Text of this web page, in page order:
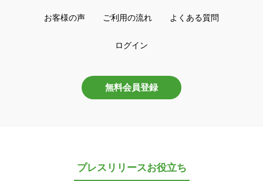
お客様の声 ご利用の流れ よくある質問
ログイン
無料会員登録
プレスリリースお役立ち